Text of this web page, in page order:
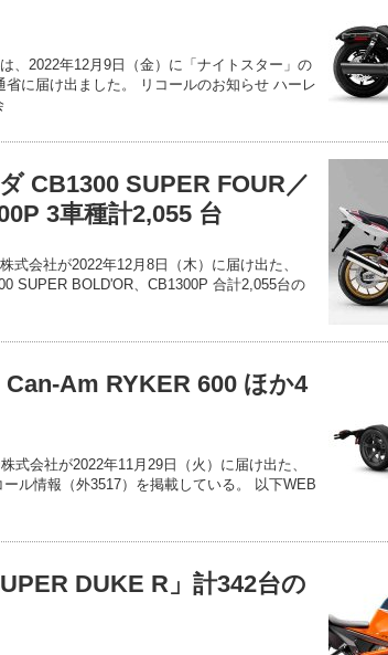
、2022年12月9日（金）に「ナイトスター」の
省に届け出ました。 リコールのお知らせ ハーレ
CB1300 SUPER FOUR／
3車種計2,055 台
式会社が2022年12月8日（木）に届け出た、
SUPER BOLD'OR、CB1300P 合計2,055台の
Can-Am RYKER 600 ほか4
式会社が2022年11月29日（火）に届け出た、
ル情報（外3517）を掲載している。 以下WEB
DUKE R」計342台の